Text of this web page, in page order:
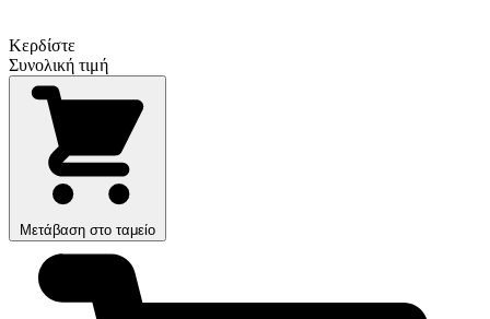
Κερδίστε
Συνολική τιμή
Μετάβαση στο ταμείο